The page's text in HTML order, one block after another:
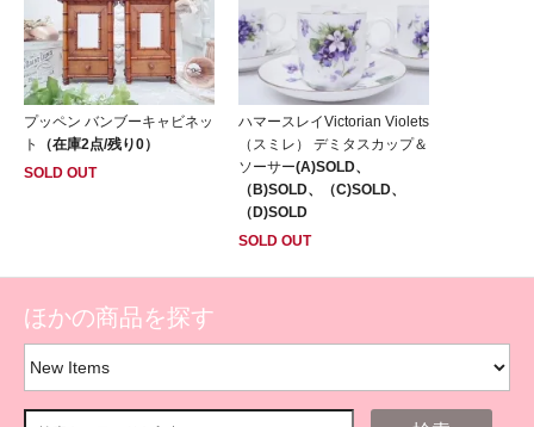
プッペン バンブーキャビネッ
ト
（在庫2点/残り0）
SOLD OUT
ハマースレイVictorian Violets
（スミレ） デミタスカップ＆
ソーサー(A)SOLD、
（B)SOLD、（C)SOLD、
（D)SOLD
SOLD OUT
ほかの商品を探す